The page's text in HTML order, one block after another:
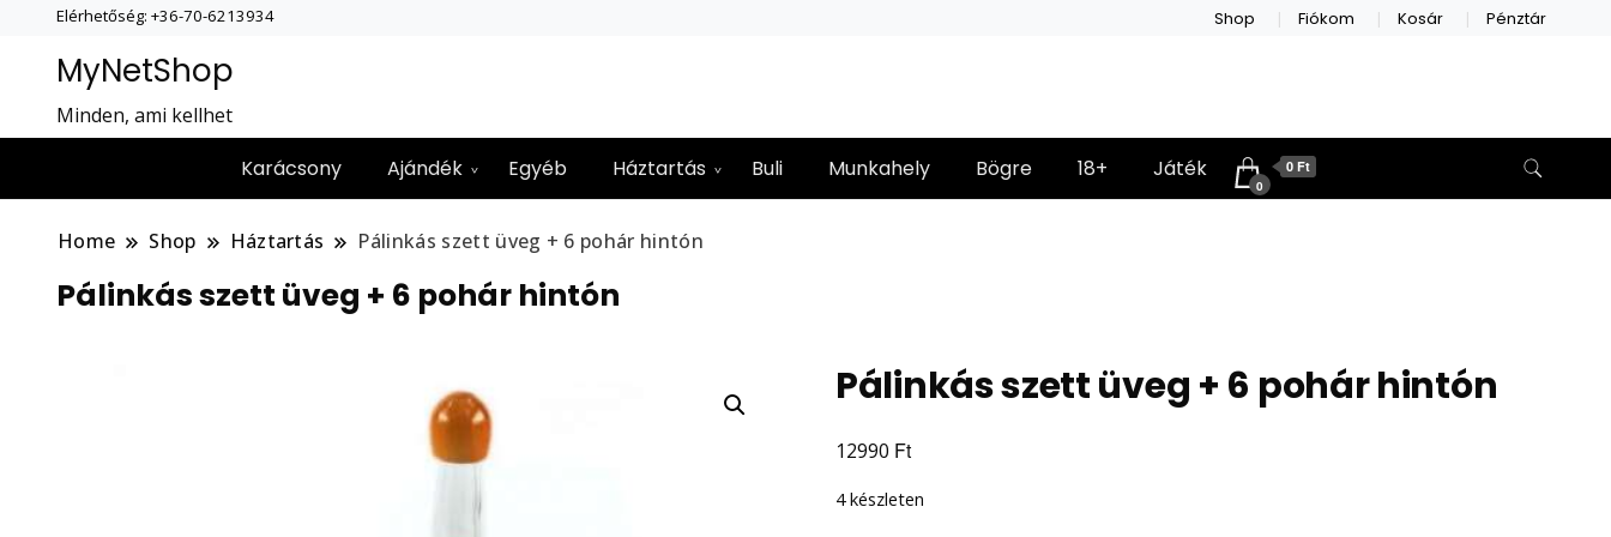
Elérhetőség: +36-70-6213934 Shop Fiókom Kosár Pénztár
MyNetShop
Minden, ami kellhet
Karácsony Ajándék Egyéb Háztartás Buli Munkahely Bögre 18+ Játék
0
0 Ft
Home Shop Háztartás Pálinkás szett üveg + 6 pohár hintón
Pálinkás szett üveg + 6 pohár hintón
Pálinkás szett üveg + 6 pohár hintón
12990 Ft
4 készleten